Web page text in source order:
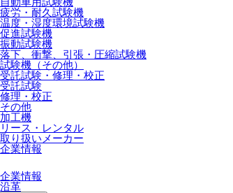
疲労・耐久試験機
温度・湿度環境試験機
促進試験機
振動試験機
落下、衝撃、引張・圧縮試験機
試験機（その他）
受託試験・修理・校正
受託試験
修理・校正
その他
加工機
リース・レンタル
取り扱いメーカー
企業情報
企業情報
沿革